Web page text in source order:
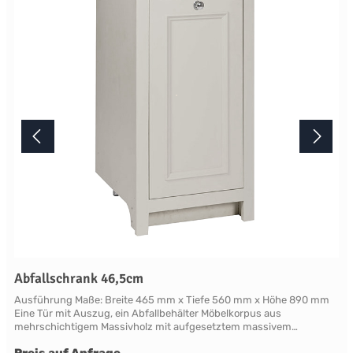
aufgrund der Lichtverhältnisse bei der Produktfotografie und
unterschiedlichenBildschirmeinstellungen kann es dazu kommen,
Abfallschrank 46,5cm
Ausführung Maße: Breite 465 mm x Tiefe 560 mm x Höhe 890 mm
Eine Tür mit Auszug, ein Abfallbehälter Möbelkorpus aus
mehrschichtigem Massivholz mit aufgesetztem massivem